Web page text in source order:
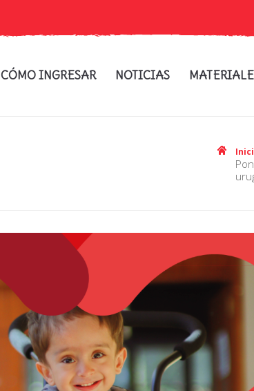
CÓMO INGRESAR NOTICIAS
poné el corazón: este 7 y 8 de noviembre